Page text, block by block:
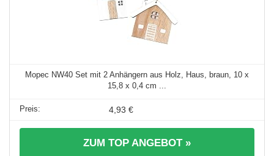
Mopec NW40 Set mit 2 Anhängern aus Holz, Haus, braun, 10 x
15,8 x 0,4 cm ...
4,93 €
ZUM TOP ANGEBOT »